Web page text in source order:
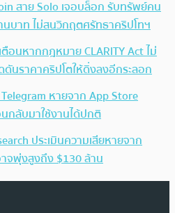
สาย Solo เจอบล็อก รับทรัพย์คน
นบาท ไม่สนวิกฤตศรัทธาคริปโทฯ
อนหากกฎหมาย CLARITY Act ไม่
นราคาคริปโตให้ดิ่งลงอีกระลอก
หายจาก App Store
กลับมาใช้งานได้ปกติ
ประเมินความเสียหายจาก
จพุ่งสูงถึง $130 ล้าน